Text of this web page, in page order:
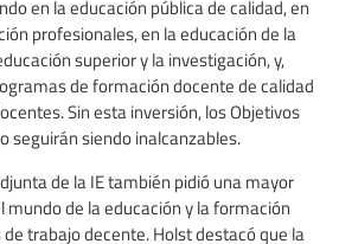
en la educación pública de calidad, en
profesionales, en la educación de la
superior y la investigación, y,
de formación docente de calidad
Sin esta inversión, los Objetivos
seguirán siendo inalcanzables.
de la IE también pidió una mayor
mundo de la educación y la formación
trabajo decente. Holst destacó que la